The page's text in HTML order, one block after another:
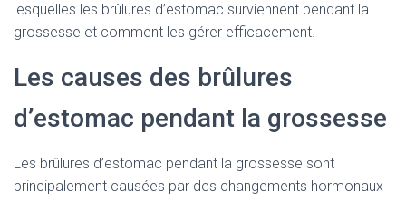
lesquelles les brûlures d’estomac surviennent pendant la
grossesse et comment les gérer efficacement.
Les causes des brûlures
d’estomac pendant la grossesse
Les brûlures d’estomac pendant la grossesse sont
principalement causées par des changements hormonaux